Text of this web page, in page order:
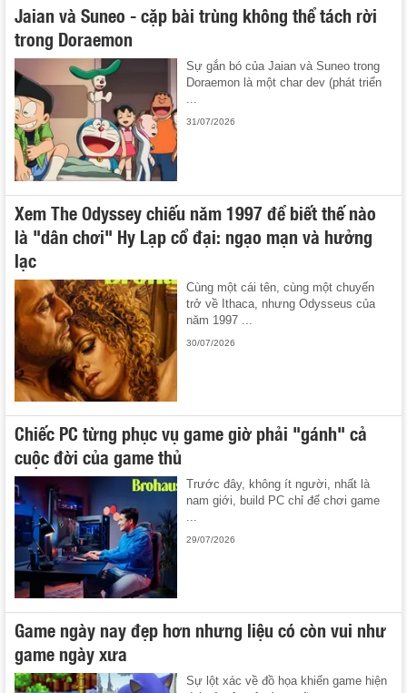
Jaian và Suneo - cặp bài trùng không thể tách rời
trong Doraemon
Sự gắn bó của Jaian và Suneo trong
Doraemon là một char dev (phát triển
...
31/07/2026
Xem The Odyssey chiếu năm 1997 để biết thế nào
là "dân chơi" Hy Lạp cổ đại: ngạo mạn và hưởng
lạc
Cùng một cái tên, cùng một chuyến
trở về Ithaca, nhưng Odysseus của
năm 1997 ...
30/07/2026
Chiếc PC từng phục vụ game giờ phải "gánh" cả
cuộc đời của game thủ
Trước đây, không ít người, nhất là
nam giới, build PC chỉ để chơi game
...
29/07/2026
Game ngày nay đẹp hơn nhưng liệu có còn vui như
game ngày xưa
Sự lột xác về đồ họa khiến game hiện